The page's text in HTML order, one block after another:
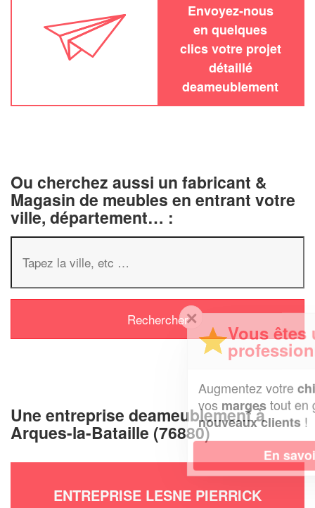
Envoyez-nous
en quelques
clics votre projet
détaillé
deameublement
Ou cherchez aussi un fabricant &
Magasin de meubles en entrant votre
ville, département… :
Une entreprise deameublement à
Arques-la-Bataille (76880)
ENTREPRISE LESNE PIERRICK
Vous êtes un
professionnel ?
chiffre d'affaireset
marges
tout en gagnant de
nouveaux clients!